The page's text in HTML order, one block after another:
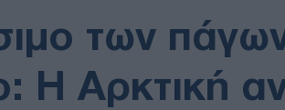
ΓΑΣΤΡΟΝΟΜΙΑ
ΖΩΔΙΑ
των
Η Αρκτική